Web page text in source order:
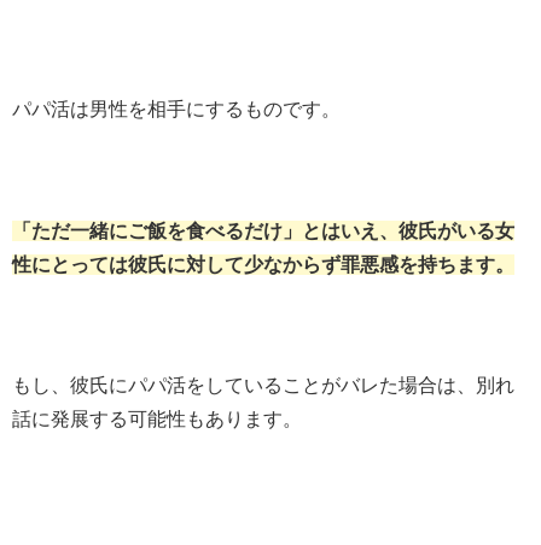
パパ活は男性を相手にするものです。
「ただ一緒にご飯を食べるだけ」とはいえ、彼氏がいる女
性にとっては彼氏に対して少なからず罪悪感を持ちます。
もし、彼氏にパパ活をしていることがバレた場合は、別れ
話に発展する可能性もあります。